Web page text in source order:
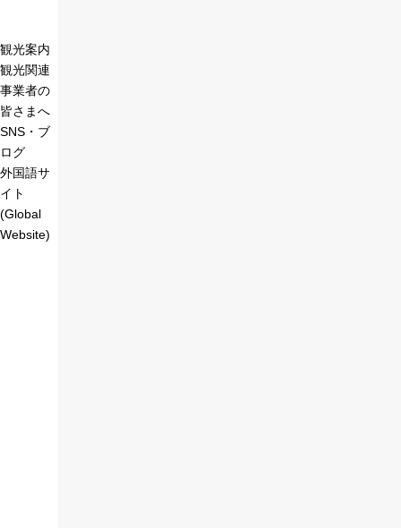
観光案内
観光関連
事業者の
皆さまへ
SNS・ブ
ログ
外国語サ
イト
(Global
Website)